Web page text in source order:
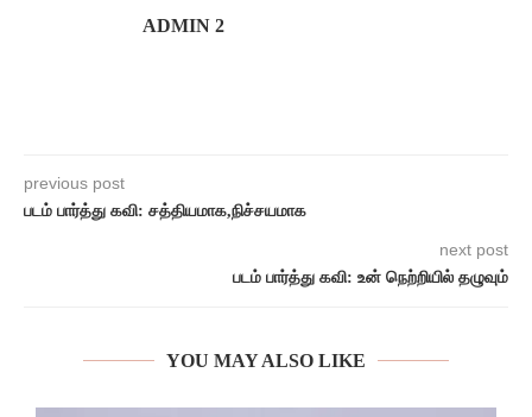
ADMIN 2
previous post
படம் பார்த்து கவி: சத்தியமாக,நிச்சயமாக
next post
படம் பார்த்து கவி: உன் நெற்றியில் தழுவும்
YOU MAY ALSO LIKE